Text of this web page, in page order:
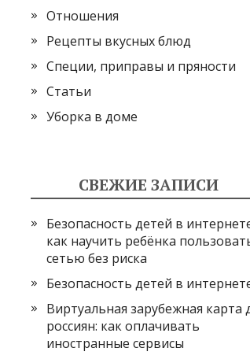
Отношения
Рецепты вкусных блюд
Специи, приправы и пряности
Статьи
Уборка в доме
СВЕЖИЕ ЗАПИСИ
Безопасность детей в
как научить ребёнка
сетью без риска
Безопасность детей в
Виртуальная зарубежная карта
россиян: как оплачивать
иностранные сервисы